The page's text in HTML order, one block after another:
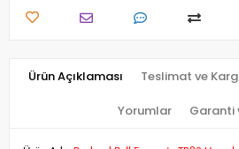
Ürün Açıklaması Teslimat ve
Yorumlar Garanti